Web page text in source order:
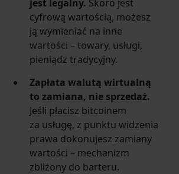
jest legalny. Skoro jest
cyfrową wartością, możesz
ją wymieniać na inne
wartości – towary, usługi,
pieniądz tradycyjny.
Zapłata walutą wirtualną
to zamiana, nie sprzedaż.
Jeśli płacisz bitcoinem
za usługę, z punktu widzenia
prawa dokonujesz zamiany
wartości – mechanizm
zbliżony do barteru.